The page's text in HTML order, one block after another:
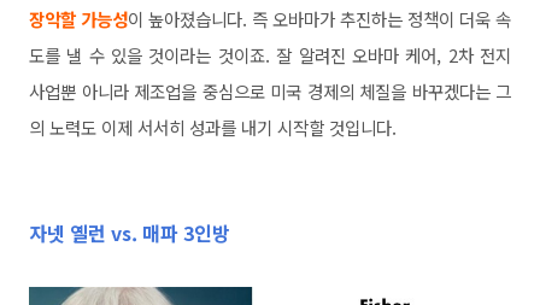
장악할 가능성이 높아졌습니다. 즉 오바마가 추진하는 정책이 더욱 속
도를 낼 수 있을 것이라는 것이죠. 잘 알려진 오바마 케어, 2차 전지
사업뿐 아니라 제조업을 중심으로 미국 경제의 체질을 바꾸겠다는 그
의 노력도 이제 서서히 성과를 내기 시작할 것입니다.
자넷 옐런 vs. 매파 3인방